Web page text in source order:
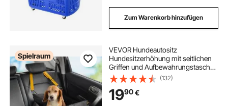
Zum Warenkorb hinzufügen
Spielraum
VEVOR Hundeautositz
Hundesitzerhöhung mit seitlichen
Griffen und Aufbewahrungstasche,
ansteckbarer Sicherheitsleine und
Füllung aus PP-Baumwolle,
Hundeautobett für kleine Hunde bis
25 Pfund, Schwarz
(132)
1990€